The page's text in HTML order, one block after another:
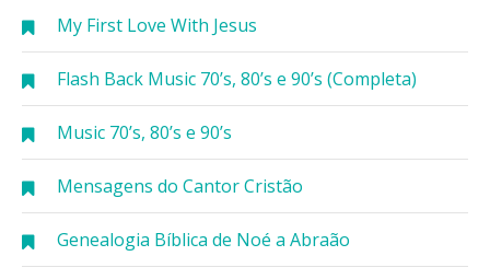
My First Love With Jesus
Flash Back Music 70’s, 80’s e 90’s (Completa)
Music 70’s, 80’s e 90’s
Mensagens do Cantor Cristão
Genealogia Bíblica de Noé a Abraão